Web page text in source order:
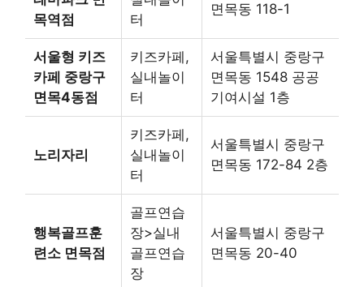
목역점
터
면목동 118-1
서울형 키즈
카페 중랑구
면목4동점
키즈카페,
실내놀이
터
서울특별시 중랑구
면목동 1548 공공
기여시설 1층
노리자리
키즈카페,
실내놀이
터
서울특별시 중랑구
면목동 172-84 2층
행복골프훈
련소 면목점
골프연습
장>실내
골프연습
장
서울특별시 중랑구
면목동 20-40